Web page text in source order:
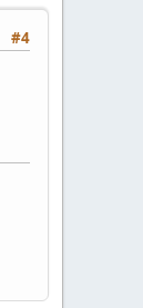
#4